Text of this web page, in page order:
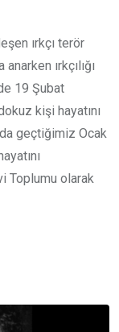
ırkçı terör
ırkçılığı
19 Şubat
kişi hayatını
geçtiğimiz Ocak
Toplumu olarak